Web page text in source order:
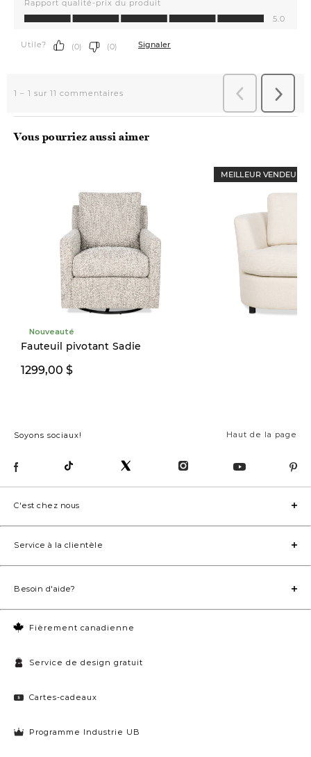
Vous pourriez aussi aimer
Nouveauté
Fauteuil pivotant Sadie
1299,00 $
MEILLEUR VENDEUR
Haut de la page
Soyons sociaux!
Fièrement canadienne
Service de design gratuit
Cartes-cadeaux
Programme Industrie UB
C'est chez nous
Service à la clientèle
Besoin d'aide?